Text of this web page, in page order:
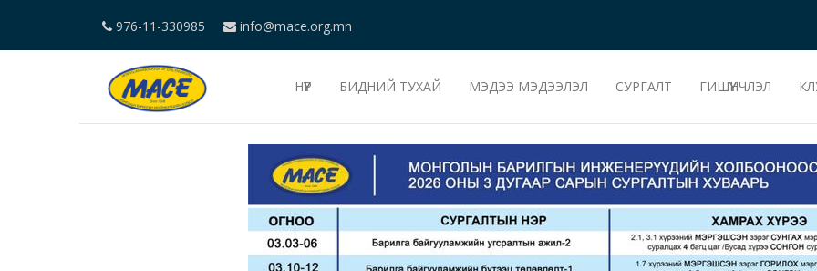
976-11-330985 info@mace.org.mn
НҮҮР БИДНИЙ ТУХАЙ МЭДЭЭ МЭДЭЭЛЭЛ СУРГАЛТ ГИШҮҮНЧЛЭЛ